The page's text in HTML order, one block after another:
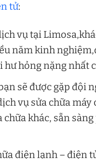
tử:
vụ tại
năm kinh
hư hỏng nặng nhất
sẽ được gặp đội
vụ sửa chữa
chữa khác, sẵn
điện lạnh – điện